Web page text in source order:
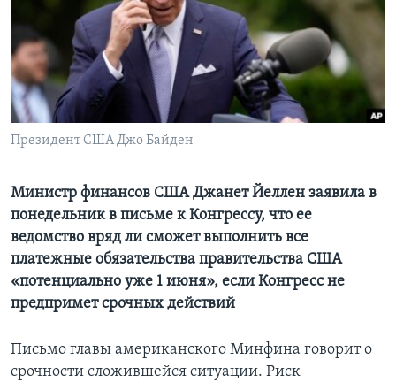
Learning English
СОЦИАЛЬНЫЕ СЕТИ
Президент США Джо Байден
Министр финансов США Джанет Йеллен заявила в
понедельник в письме к Конгрессу, что ее
ведомство вряд ли сможет выполнить все
платежные обязательства правительства США
«потенциально уже 1 июня», если Конгресс не
предпримет срочных действий
Письмо главы американского Минфина говорит о
срочности сложившейся ситуации. Риск